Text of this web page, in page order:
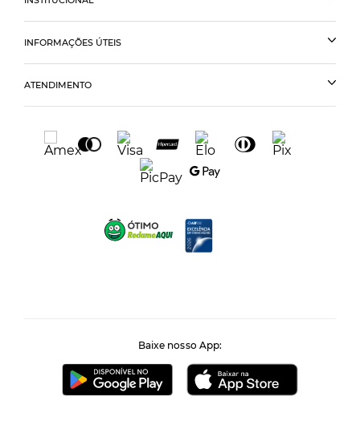
INFORMAÇÕES ÚTEIS
ATENDIMENTO
Baixe nosso App: